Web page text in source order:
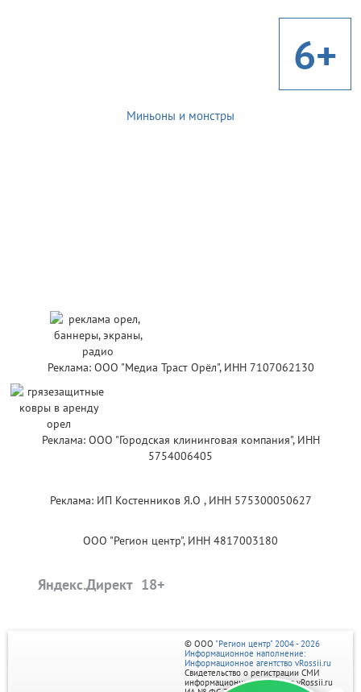
6+
Миньоны и монстры
Реклама: ООО "Медиа Траст Орёл", ИНН 7107062130
Реклама: ООО "Городская клининговая компания", ИНН
5754006405
Реклама: ИП Костенников Я.О , ИНН 575300050627
ООО "Регион центр", ИНН 4817003180
Яндекс.Директ
© ООО "Регион центр" 2004 - 2026
Информационное наполнение:
Информационное агентство vRossii.ru
Свидетельство о регистрации СМИ
информационного агентства vRossii.ru